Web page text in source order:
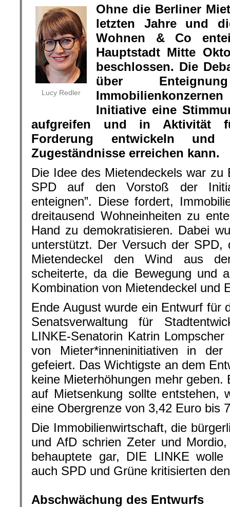
Lucy Redler
Ohne die Berliner
letzten Jahre und
Wohnen & Co
Hauptstadt Mitte
beschlossen. Die
über
Initiative eine
aufgreifen und in Aktivität
Forderung entwickeln und
Zugeständnisse erreichen kann.
Die Idee des Mietendeckels war zu
SPD auf den Vorstoß der
enteignen”. Diese fordert,
dreitausend Wohneinheiten zu
Hand zu demokratisieren. Dabei
unterstützt. Der Versuch der SPD,
Mietendeckel den Wind aus
scheiterte, da die Bewegung und
Kombination von Mietendeckel und
Ende August wurde ein Entwurf für
Senatsverwaltung für
LINKE-Senatorin Katrin
von Mieter*inneninitiativen in
gefeiert. Das Wichtigste an dem
keine Mieterhöhungen mehr geben.
auf Mietsenkung sollte entstehen,
eine Obergrenze von 3,42 Euro bis
Die Immobilienwirtschaft, die
und AfD schrien Zeter und
behauptete gar, DIE LINKE wolle
auch SPD und Grüne kritisierten
Abschwächung des Entwurfs